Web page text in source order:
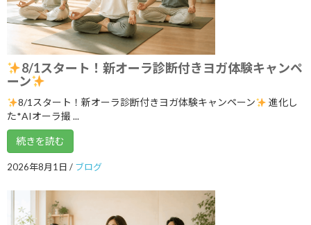
2025年9月
2025年8月
2025年7月
2025年5月
2025年4月
2025年3月
2025年2月
2025年1月
8/1スタート！新オーラ診断付きヨガ体験キャンペ
ーン
8/1スタート！新オーラ診断付きヨガ体験キャンペーン
進化し
た*AIオーラ撮 ...
続きを読む
2026年8月1日 / ブログ